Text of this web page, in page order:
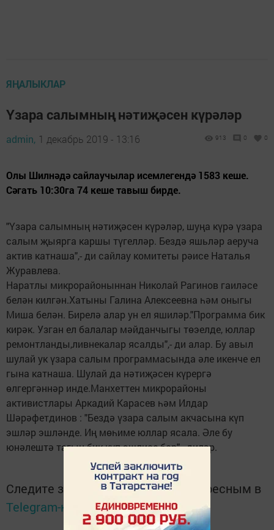
ЯҢАЛЫКЛАР
Үзара салымның нәтиҗәсен күрәләр
admin, 1 декабрь 2019 - 13:16 913 0 0
Олы Шилнәдә сайлаучылар исемлегендә 1583 кеше.
Сәгать 10:30га 74 кеше тавыш бирде.
"Үзара салымның нәтиҗәсен күрәләр, шуңа күрә үзара
салым җыярга каршы түгелләр. Бездә яшьләр аеруча
актив катнаша",- ди сайлау комитеты рәисе Наталья
Журавлева.
Наратлы микрорайоныннан Николай Рагинов гаиләсе
белән килгән.Хатыны Галина Алексеевна һәм оныгы
Миша белән. Бирелә алар ун ел яшиләр."Программа бик
кирәк. Узган ел балалар мәйданчыгы төэелде, юллар
ремонтланды,ливнекалар ясалды",- ди алар. Бу авыл
шулай ук үзара салым программасында әле икенче ел
гына катнаша. Шулай да нәтиҗәсен күрергә
өлгергәннәр инде.Манхеттен микрорайоны
активистлары Аркадий Карасев һәм Илдар
Шәрәфетдинов : "Бездә үзара салым акчасына күп
эшләр эшләнде. Иң мөһиме юллар ясала. Әле бу
юнәлештә тагын бик күп эшлисе бар",- диләр.
Следите за самым важным и интересным в
Telegram-каналеТатмедиа